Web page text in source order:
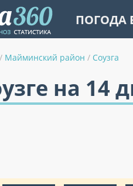
ПОГОДА
/ Майминский район / Соузга
на 14